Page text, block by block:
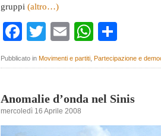
gruppi (altro…)
Facebook
Twitter
Email
Pubblicato in Movimenti e partiti Partecipazione e
Anomalie d’onda nel Sinis
mercoledì 16 Aprile 2008